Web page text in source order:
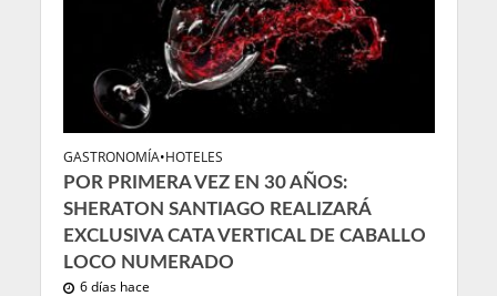
GASTRONOMÍA•HOTELES
POR PRIMERA VEZ EN 30 AÑOS:
SHERATON SANTIAGO REALIZARÁ
EXCLUSIVA CATA VERTICAL DE CABALLO
LOCO NUMERADO
6 días hace